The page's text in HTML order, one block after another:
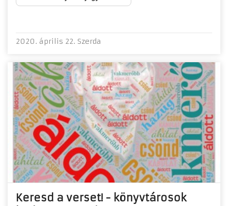
2020. április 22. Szerda
Keresd a verset! - könyvtárosok